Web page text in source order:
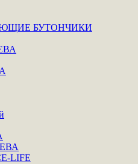
БУТОНЧИКИ
LIFE